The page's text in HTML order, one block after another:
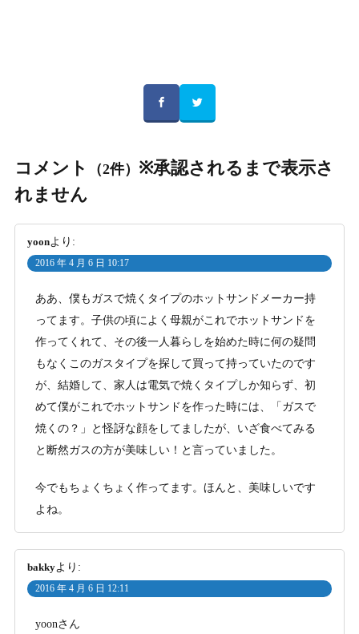
コメント （2件） ※承認されるまで表示さ
れません
yoonより:
2016 年 4 月 6 日 10:17
ああ、僕もガスで焼くタイプのホットサンドメーカー持
ってます。子供の頃によく母親がこれでホットサンドを
作ってくれて、その後一人暮らしを始めた時に何の疑問
もなくこのガスタイプを探して買って持っていたのです
が、結婚して、家人は電気で焼くタイプしか知らず、初
めて僕がこれでホットサンドを作った時には、「ガスで
焼くの？」と怪訝な顔をしてましたが、いざ食べてみる
と断然ガスの方が美味しい！と言っていました。
今でもちょくちょく作ってます。ほんと、美味しいです
よね。
bakkyより:
2016 年 4 月 6 日 12:11
yoonさん